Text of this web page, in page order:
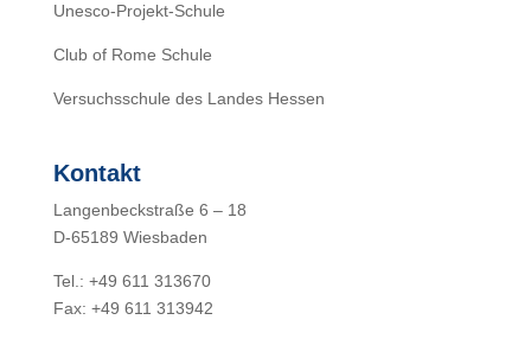
Unesco-Projekt-Schule
Club of Rome Schule
Versuchsschule des Landes Hessen
Kontakt
Langenbeckstraße 6 – 18
D-65189 Wiesbaden
Tel.: +49 611 313670
Fax: +49 611 313942